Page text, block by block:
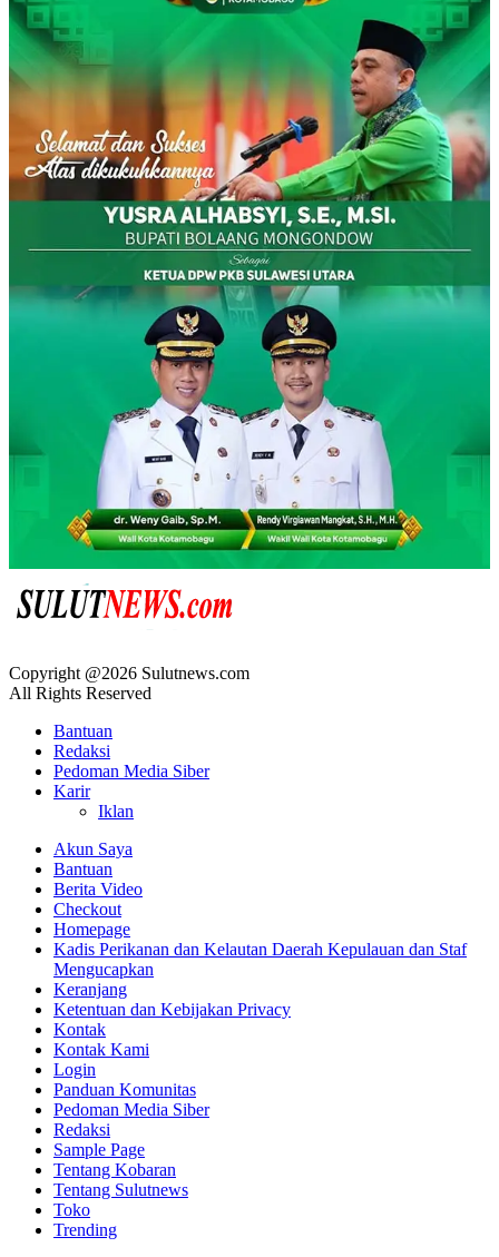
Copyright @2026 Sulutnews.com
All Rights Reserved
Bantuan
Redaksi
Pedoman Media Siber
Karir
Iklan
Akun Saya
Bantuan
Berita Video
Checkout
Homepage
Kadis Perikanan dan Kelautan Daerah Kepulauan dan Staf
Mengucapkan
Keranjang
Ketentuan dan Kebijakan Privacy
Kontak
Kontak Kami
Login
Panduan Komunitas
Pedoman Media Siber
Redaksi
Sample Page
Tentang Kobaran
Tentang Sulutnews
Toko
Trending